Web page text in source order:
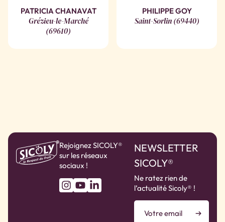
PATRICIA CHANAVAT
Grézieu-le-Marché
(69610)
PHILIPPE GOY
Saint-Sorlin (69440)
Rejoignez SICOLY®
sur les réseaux
sociaux !
NEWSLETTER
SICOLY®
Ne ratez rien de
l’actualité Sicoly® !